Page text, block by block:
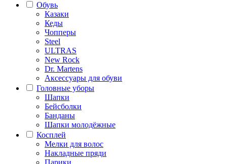
Обувь
Казаки
Кеды
Чопперы
Steel
ULTRAS
New Rock
Dr. Martens
Аксессуары для обуви
Головные уборы
Шапки
Бейсболки
Банданы
Шапки молодёжные
Косплей
Мелки для волос
Накладные пряди
Парики